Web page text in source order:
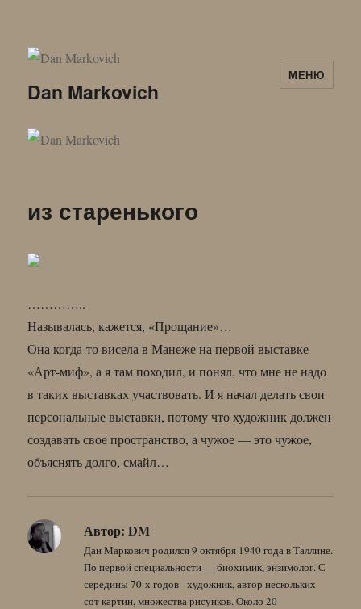
Dan Markovich
МЕНЮ
из старенького
…………..
Называлась, кажется, «Прощание»…
Она когда-то висела в Манеже на первой выставке
«Арт-миф», а я там походил, и понял, что мне не надо
в таких выставках участвовать. И я начал делать свои
персональные выставки, потому что художник должен
создавать свое пространство, а чужое — это чужое,
объяснять долго, смайл…
Автор: DM
Дан Маркович родился 9 октября 1940 года в Таллине.
По первой специальности — биохимик, энзимолог. С
середины 70-х годов - художник, автор нескольких
сот картин, множества рисунков. Около 20